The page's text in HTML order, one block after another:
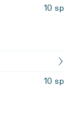
10 sp
10 sp